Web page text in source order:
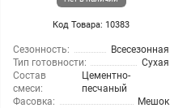
Код Товара: 10383
Сезонность:
Всесезонная
Тип готовности:
Сухая
Состав
смеси:
Цементно-
песчаный
Фасовка:
Мешок